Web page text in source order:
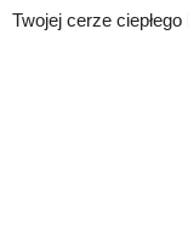
Twojej cerze